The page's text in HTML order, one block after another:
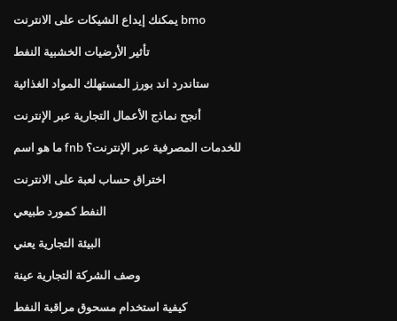
يمكنك إيداع الشيكات على الانترنت bmo
تأثير الأرضيات الخشبية النفط
ستاندرد اند بورز المستهلك المواد الغذائية
أنجح نماذج الأعمال التجارية عبر الإنترنت
ما هو اسم fnb للخدمات المصرفية عبر الإنترنت؟
اختراق حساب لعبة على الانترنت
النفط كمورد طبيعي
البيئة التجارية يعني
وصف الشركة التجارية عينة
كيفية استخدام مسحوق مراقبة النفط